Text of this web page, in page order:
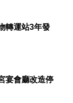
轉運站3年發
宴會廳改造停